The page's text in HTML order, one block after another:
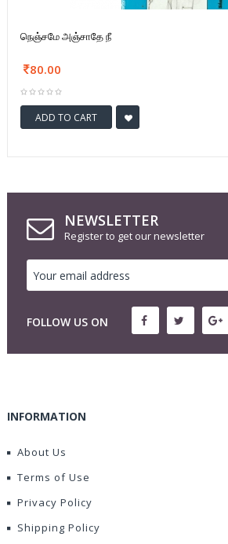
நெஞ்சமே அஞ்சாதே நீ
80.00
ADD TO CART
NEWSLETTER
Register to get our newsletter
FOLLOW US ON
INFORMATION
About Us
Terms of Use
Privacy Policy
Shipping Policy